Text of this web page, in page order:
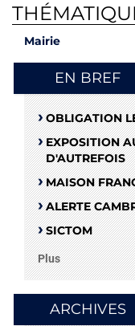
Mairie
EN BREF
OBLIGATION
EXPOSITION
D'AUTREFOIS
MAISON
ALERTE
SICTOM
Plus
ARCHIVES